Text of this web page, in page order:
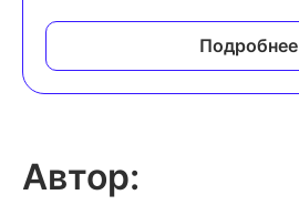
Подробнее
Автор: